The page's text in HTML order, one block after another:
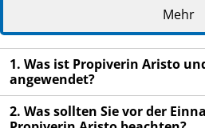
Wenn Sie weitere Fragen
bitte an Ihren Arzt oder
Dieses Arzneimittel wurde
verschrieben. Geben Sie
Es kann anderen
diese die gleichen
Mehr
1. Was ist Propiverin Aristo
angewendet?
2. Was sollten Sie vor der